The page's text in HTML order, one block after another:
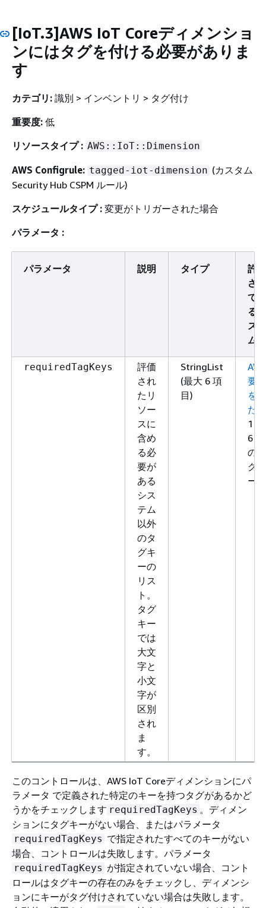
[IoT.3]AWS IoT Coreディメンショ
ンにはタグを付ける必要がありま
す
カテゴリ: 識別 > インベントリ > タグ付け
重要度: 低
リソースタイプ : AWS::IoT::Dimension
AWS Configrule: tagged-iot-dimension (カスタム
Security Hub CSPM ルール)
スケジュールタイプ : 変更がトリガーされた場合
パラメータ :
パラメータ 説明 タイプ
許可
され
てい
るカ
スタ
ム値
requiredTagKeys
評価
され
たリ
ソー
スに
含め
る必
要が
ある
シス
テム
以外
のタ
グキ
ーの
リス
ト。
タグ
キー
では
大文
字と
小文
字が
区別
され
ま
す。
StringList
(最大 6 項
目)
要件
を満
たす
1～
6 個
のタ
グキ
ー。
このコントロールは、AWS IoT Coreディメンションにパ
ラメータ で定義された特定のキーを持つタグがあるかど
うかをチェックします requiredTagKeys 。ディメン
ションにタグキーがない場合、またはパラメータ
requiredTagKeys で指定されたすべてのキーがない
場合、コントロールは失敗します。パラメータ
requiredTagKeys が指定されていない場合、コント
ロールはタグキーの存在のみをチェックし、ディメンシ
ョンにキーがタグ付けされていない場合は失敗します。